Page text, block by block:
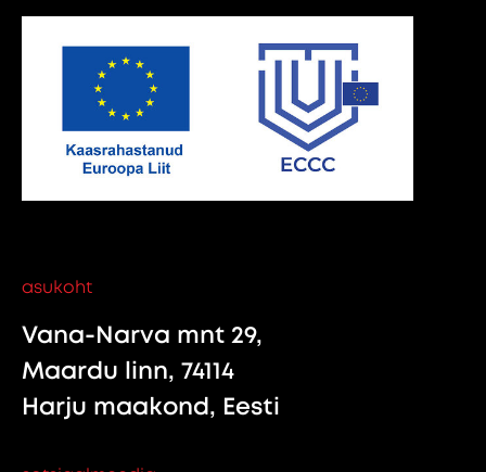
asukoht
Vana-Narva mnt 29,
Maardu linn, 74114
Harju maakond, Eesti